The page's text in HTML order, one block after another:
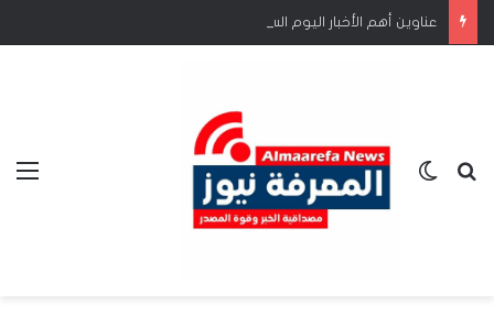
عناوين أهم الأخبار اليوم السبت ٨ اغسطس ٢٠٢٦م*
بحث عنالوضع المظلم